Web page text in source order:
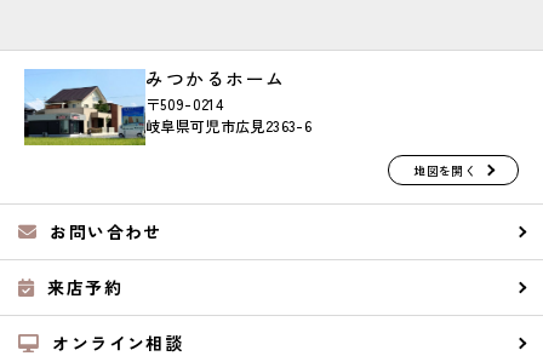
みつかるホーム
〒509-0214
岐阜県可児市広見2363-6
地図を開く
お問い合わせ
来店予約
オンライン相談